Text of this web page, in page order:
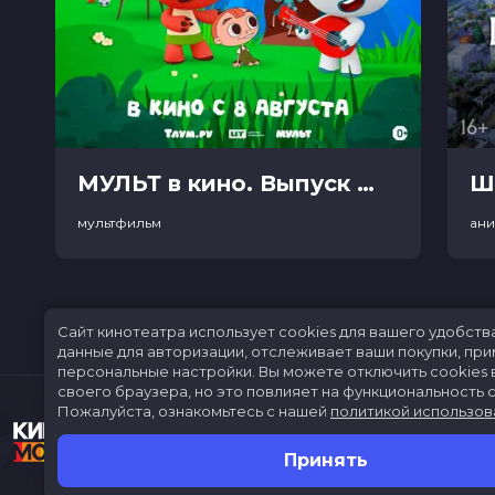
МУЛЬТ в кино. Выпуск №198. Некогда скучать (0+)
мультфильм
Сайт кинотеатра использует cookies для вашего
данные для авторизации, отслеживает ваши покупки,
персональные настройки. Вы можете отключить cookies
своего браузера, но это повлияет на функциональность
Пожалуйста, ознакомьтесь с нашей политикой
Принять